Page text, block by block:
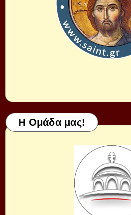
Η Ομάδα μας!